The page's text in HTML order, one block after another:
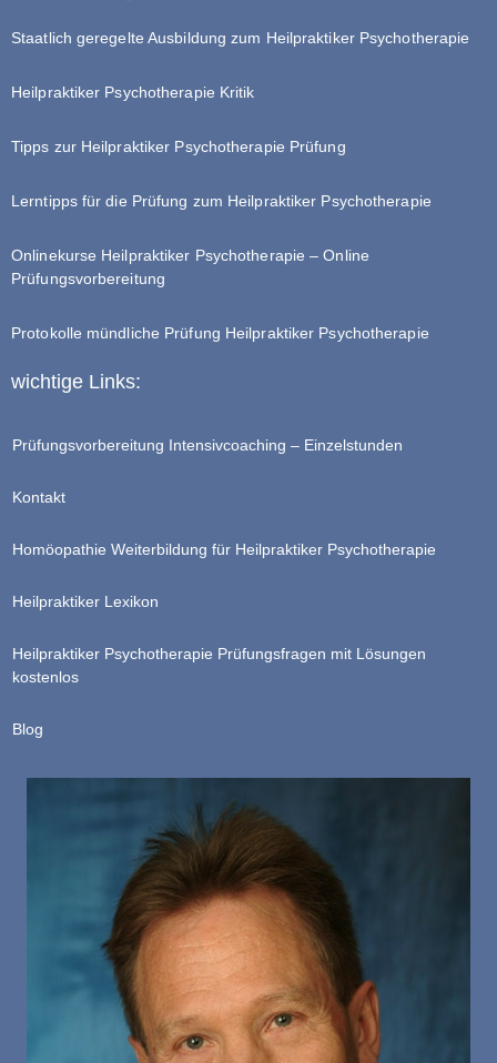
Staatlich geregelte Ausbildung zum Heilpraktiker Psychotherapie
Heilpraktiker Psychotherapie Kritik
Tipps zur Heilpraktiker Psychotherapie Prüfung
Lerntipps für die Prüfung zum Heilpraktiker Psychotherapie
Onlinekurse Heilpraktiker Psychotherapie – Online
Prüfungsvorbereitung
Protokolle mündliche Prüfung Heilpraktiker Psychotherapie
wichtige Links:
Prüfungsvorbereitung Intensivcoaching – Einzelstunden
Kontakt
Homöopathie Weiterbildung für Heilpraktiker Psychotherapie
Heilpraktiker Lexikon
Heilpraktiker Psychotherapie Prüfungsfragen mit Lösungen
kostenlos
Blog